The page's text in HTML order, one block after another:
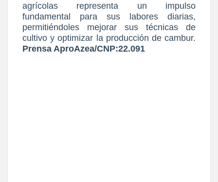
agrícolas representa un impulso
fundamental para sus labores diarias,
permitiéndoles mejorar sus técnicas de
cultivo y optimizar la producción de cambur.
Prensa AproAzea/CNP:22.091